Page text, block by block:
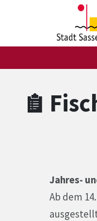
Zum
Zum
Zum Footer
Zum Hauptinhalt springen
Jahres-
Ab dem